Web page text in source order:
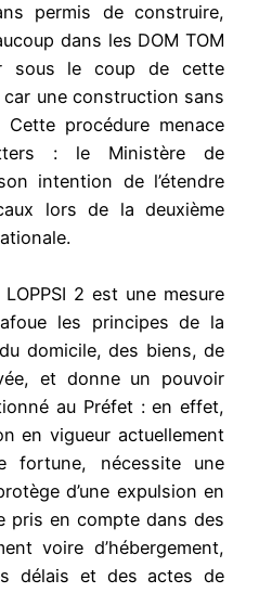
permis de construire,
dans les DOM TOM
sous le coup de cette
car une construction sans
procédure menace
: le Ministère de
intention de l’étendre
lors de la deuxième
2 est une mesure
les principes de la
domicile, des biens, de
et donne un pouvoir
au Préfet : en effet,
en vigueur actuellement
fortune, nécessite une
d’une expulsion en
pris en compte dans des
voire d’hébergement,
délais et des actes de